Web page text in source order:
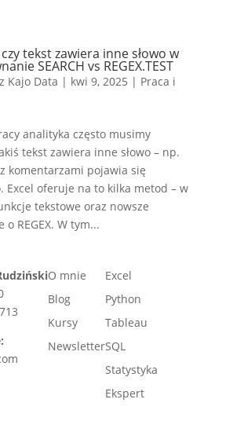
tekst zawiera inne słowo w
SEARCH vs REGEX.TEST
Kajo Data | kwi 9, 2025 | Praca i
analityka często musimy
tekst zawiera inne słowo – np.
komentarzami pojawia się
Excel oferuje na to kilka metod – w
tekstowe oraz nowsze
REGEX. W tym...
O mnie
Blog
Kursy
Newsletter
Excel
Python
Tableau
SQL
Statystyka
Ekspert